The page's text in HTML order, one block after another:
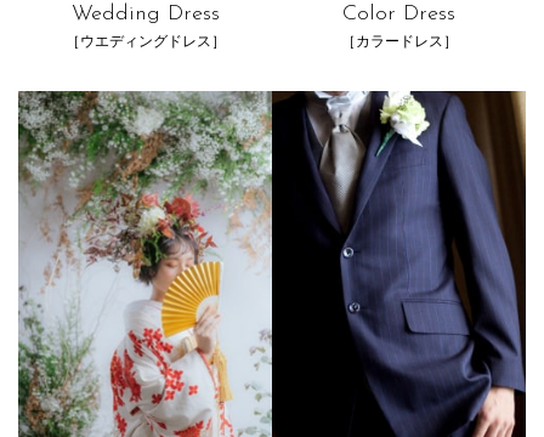
Wedding Dress
［ウエディングドレス］
Color Dress
［カラードレス］